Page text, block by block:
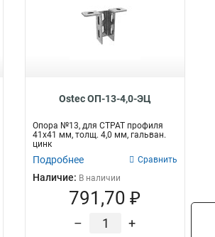
Ostec ОП-13-4,0-ЭЦ
Опора №13, для СТРАТ профиля
41х41 мм, толщ. 4,0 мм, гальван.
цинк
Подробнее Сравнить
Наличие: В наличии
791,70 ₽
– +